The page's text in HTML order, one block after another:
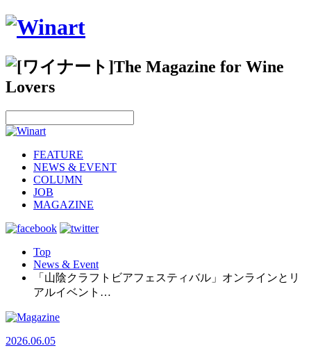
FEATURE
NEWS & EVENT
COLUMN
JOB
MAGAZINE
Top
News & Event
「山陰クラフトビアフェスティバル」オンラインとリ
アルイベント…
2026.06.05